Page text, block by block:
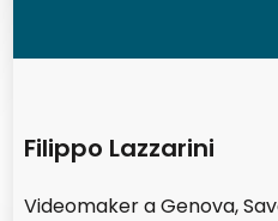
Filippo Lazzarini
Videomaker a Genova,